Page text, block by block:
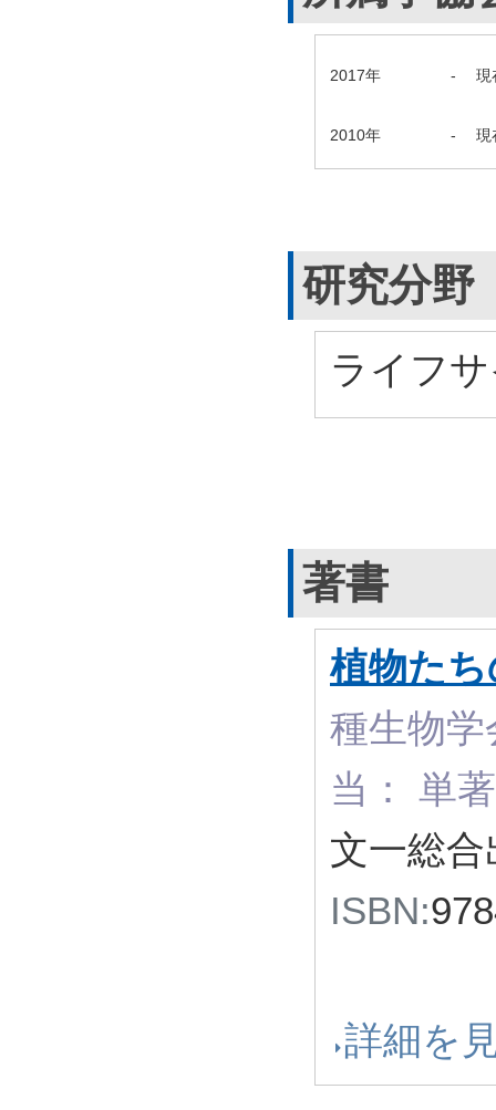
2017年 - 現
2010年 - 現
研究分野
ライフ
著書
植物た
種生物
当： 単
文一総
ISBN:
詳細を